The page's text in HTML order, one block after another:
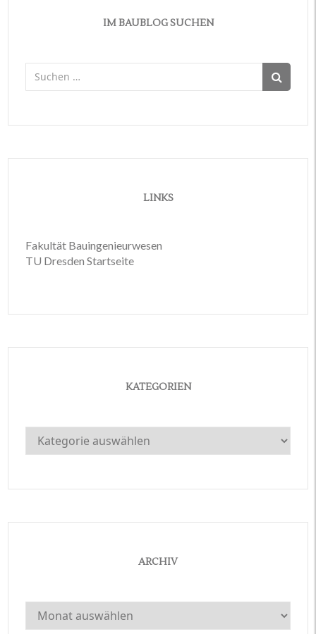
IM BAUBLOG SUCHEN
Suchen
nach:
LINKS
Fakultät Bauingenieurwesen
TU Dresden Startseite
KATEGORIEN
Kategorien
ARCHIV
Archiv